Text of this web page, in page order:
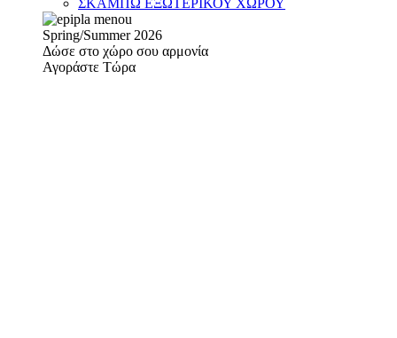
ΣΚΑΜΠΩ ΕΞΩΤΕΡΙΚΟΥ ΧΩΡΟΥ
Spring/Summer 2026
Δώσε στο χώρο σου αρμονία
Αγοράστε Τώρα